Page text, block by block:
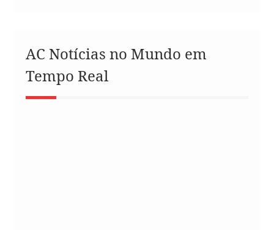
AC Notícias no Mundo em
Tempo Real